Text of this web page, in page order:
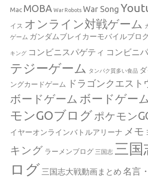
Mac MOBA War Robots War Song
イス オンライン対戦ゲーム
ゲーム ガンダムブレイカーモバイルブロ
キング コンビニスパゲティ コンビニ
テジーゲーム
タンパク質多い食品
ングカードゲーム
ドラゴンクエス
ボードゲーム ボードゲー
モンGOブログ ポケモン
イヤーオンラインバトルアリーナ メモ
キング ラーメンブログ 三国志 三国
ログ 三国志大戦動画まとめ 名言